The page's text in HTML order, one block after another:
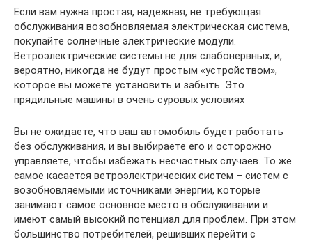
Если вам нужна простая, надежная, не требующая
обслуживания возобновляемая электрическая система,
покупайте солнечные электрические модули.
Ветроэлектрические системы не для слабонервных, и,
вероятно, никогда не будут простым «устройством»,
которое вы можете установить и забыть. Это
прядильные машины в очень суровых условиях
Вы не ожидаете, что ваш автомобиль будет работать
без обслуживания, и вы выбираете его и осторожно
управляете, чтобы избежать несчастных случаев. То же
самое касается ветроэлектрических систем – систем с
возобновляемыми источниками энергии, которые
занимают самое основное место в обслуживании и
имеют самый высокий потенциал для проблем. При этом
большинство потребителей, решивших перейти с